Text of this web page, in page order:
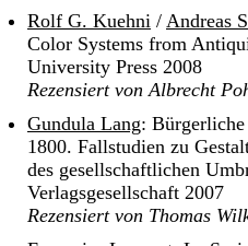
Rolf G. Kuehni / Andreas
Color Systems from
University Press 2008
Rezensiert von Albrecht
Gundula Lang:
1800. Fallstudien zu
des gesellschaftlichen
Verlagsgesellschaft 2007
Rezensiert von Thomas